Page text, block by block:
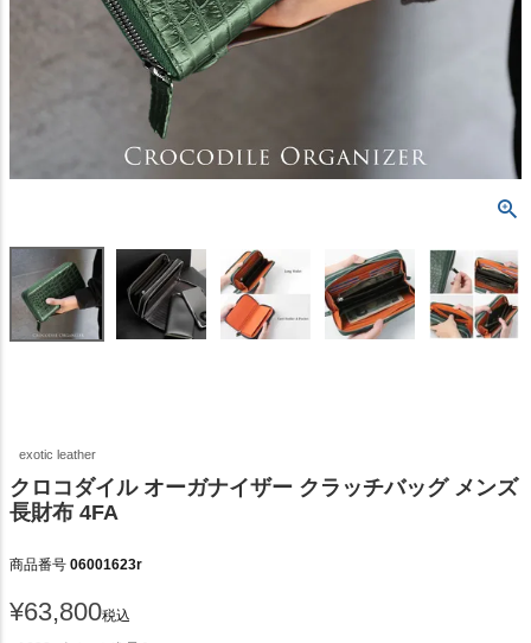
exotic leather
クロコダイル オーガナイザー クラッチバッグ メンズ
長財布 4FA
商品番号 06001623r
¥63,800税込